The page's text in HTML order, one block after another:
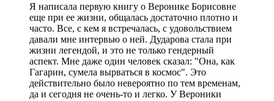
Я написала первую книгу о Веронике Борисовне
еще при ее жизни, общалась достаточно плотно и
часто. Все, с кем я встречалась, с удовольствием
давали мне интервью о ней. Дударова стала при
жизни легендой, и это не только гендерный
аспект. Мне даже один человек сказал: "Она, как
Гагарин, сумела вырваться в космос". Это
действительно было невероятно по тем временам,
да и сегодня не очень-то и легко. У Вероники